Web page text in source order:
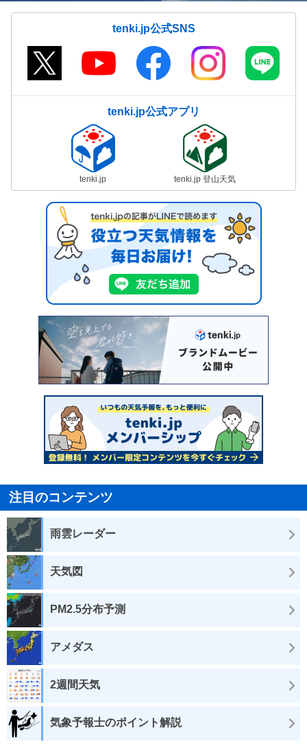
tenki.jp公式SNS
tenki.jp公式アプリ
tenki.jp tenki.jp 登山天気
注目のコンテンツ
雨雲レーダー
天気図
PM2.5分布予測
アメダス
2週間天気
気象予報士のポイント解説